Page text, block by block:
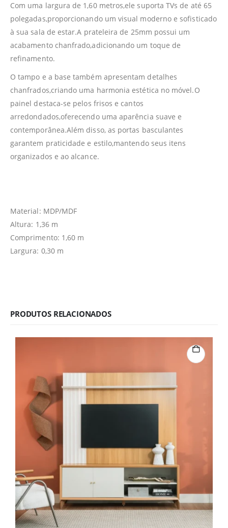
Com uma largura de 1,60 metros,ele suporta TVs de até 65
polegadas,proporcionando um visual moderno e sofisticado
à sua sala de estar.A prateleira de 25mm possui um
acabamento chanfrado,adicionando um toque de
refinamento.
O tampo e a base também apresentam detalhes
chanfrados,criando uma harmonia estética no móvel.O
painel destaca-se pelos frisos e cantos
arredondados,oferecendo uma aparência suave e
contemporânea.Além disso, as portas basculantes
garantem praticidade e estilo,mantendo seus itens
organizados e ao alcance.
Material: MDP/MDF
Altura: 1,36 m
Comprimento: 1,60 m
Largura: 0,30 m
PRODUTOS RELACIONADOS